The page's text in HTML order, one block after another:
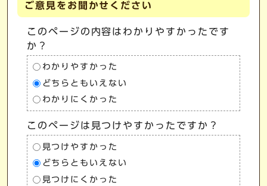
ご意見をお聞かせください
このページの内容はわかりやすかったです
か？
わかりやすかった
どちらともいえない
わかりにくかった
このページは見つけやすかったですか？
見つけやすかった
どちらともいえない
見つけにくかった